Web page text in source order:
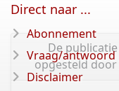
De publicatie
opgesteld door
Direct naar ...
Abonnement
Vraag/antwoord
Disclaimer